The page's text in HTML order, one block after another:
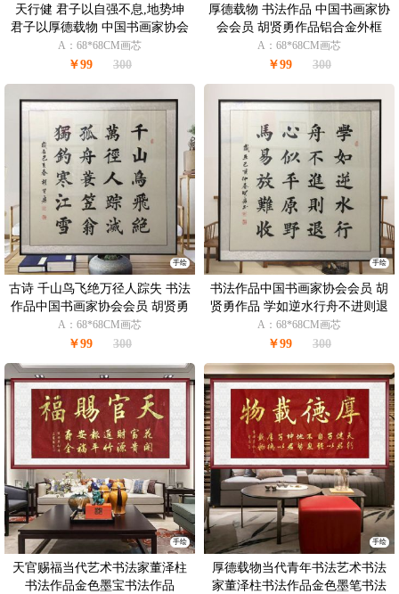
天行健 君子以自强不息,地势坤
君子以厚德载物 中国书画家协会
会员 胡贤勇作品 铝合金外框
A：68*68CM画芯
￥99 300
厚德载物 书法作品 中国书画家协
会会员 胡贤勇作品铝合金外框
A：68*68CM画芯
￥99 300
手绘
古诗 千山鸟飞绝万径人踪失 书法
作品中国书画家协会会员 胡贤勇
作品
A：68*68CM画芯
￥99 300
手绘
书法作品中国书画家协会会员 胡
贤勇作品 学如逆水行舟不进则退
A：68*68CM画芯
￥99 300
手绘
天官赐福当代艺术书法家董泽柱
书法作品金色墨宝书法作品
手绘
厚德载物当代青年书法艺术书法
家董泽柱书法作品金色墨笔书法